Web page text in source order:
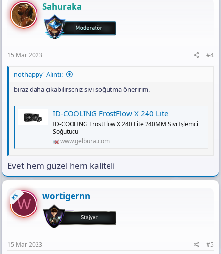
Sahuraka
15 Mar 2023 #4
nothappy' Alıntı:
biraz daha çıkabilirseniz sıvı soğutma öneririm.
ID-COOLING FrostFlow X 240 Lite
ID-COOLING FrostFlow X 240 Lite 240MM Sıvı İşlemci
Soğutucu
www.gelbura.com
Evet hem güzel hem kaliteli
KSW wortigernn
15 Mar 2023 #5